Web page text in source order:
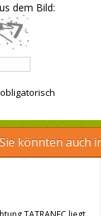
dem Bild:
könnten auch